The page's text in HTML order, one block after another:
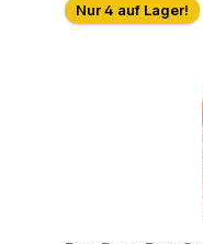
Nur 4 auf Lager!